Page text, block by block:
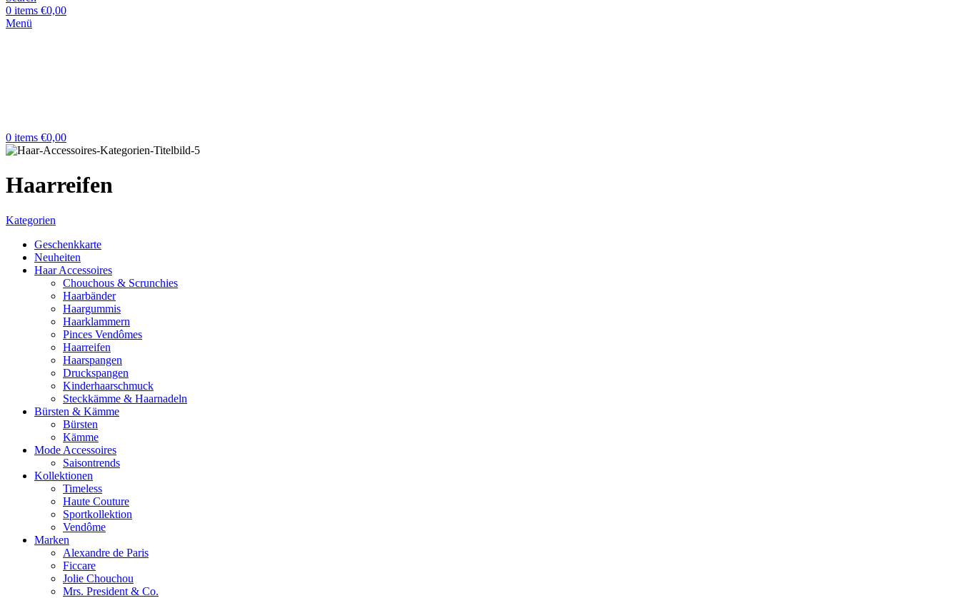
0 items €0,00
Menü
0 items €0,00
Haarreifen
Kategorien
Geschenkkarte
Neuheiten
Haar Accessoires
Chouchous & Scrunchies
Haarbänder
Haargummis
Haarklammern
Pinces Vendômes
Haarreifen
Haarspangen
Druckspangen
Kinderhaarschmuck
Steckkämme & Haarnadeln
Bürsten & Kämme
Bürsten
Kämme
Mode Accessoires
Saisontrends
Kollektionen
Timeless
Haute Couture
Sportkollektion
Vendôme
Marken
Alexandre de Paris
Ficcare
Jolie Chouchou
Mrs. President & Co.